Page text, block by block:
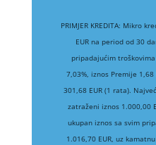
PRIMJER KREDITA: Mikro
EUR na period od 30
pripadajućim troškovima
7,03%, iznos Premije
301,68 EUR (1 rata).
zatraženi iznos 1.000,00
ukupan iznos sa svim
1.016,70 EUR, uz